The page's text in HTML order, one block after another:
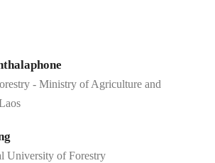
- Ministry of Agriculture and
University of Forestry